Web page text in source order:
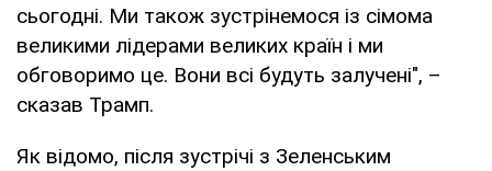
сьогодні. Ми також зустрінемося із сімома
великими лідерами великих країн і ми
обговоримо це. Вони всі будуть залучені", –
сказав Трамп.
Як відомо, після зустрічі з Зеленським